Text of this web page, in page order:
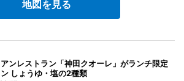
地図を見る
ンレストラン「神田クオーレ」がランチ限定
しょうゆ・塩の2種類